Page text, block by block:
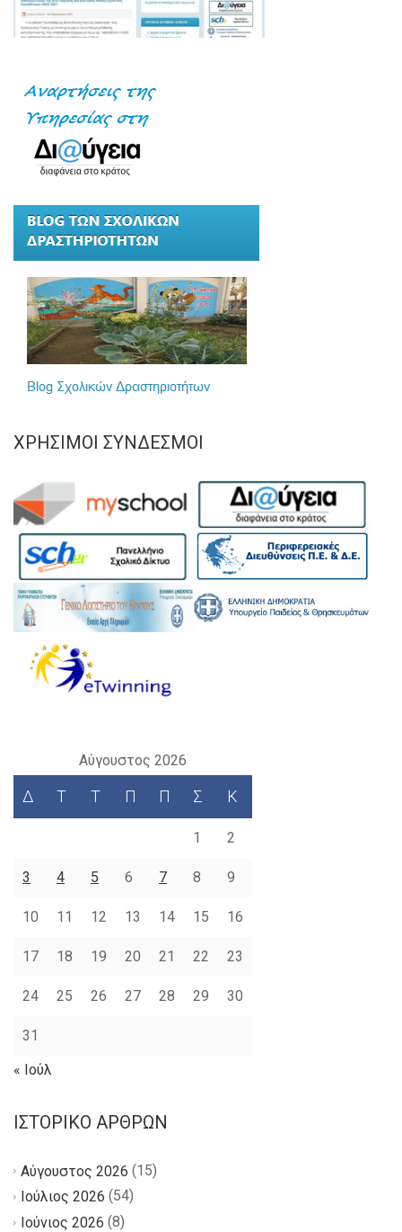
ΧΡΉΣΙΜΟΙ ΣΎΝΔΕΣΜΟΙ
Αύγουστος 2026
Δ Τ Τ Π Π Σ Κ
1 2
3 4 5 6 7 8 9
10 11 12 13 14 15 16
17 18 19 20 21 22 23
24 25 26 27 28 29 30
31
« Ιούλ
ΙΣΤΟΡΙΚΌ ΆΡΘΡΩΝ
Αύγουστος 2026 (15)
Ιούλιος 2026 (54)
Ιούνιος 2026 (8)